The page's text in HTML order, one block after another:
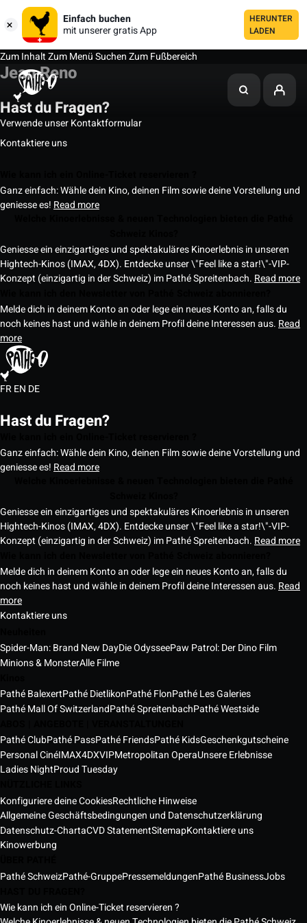
Einfach buchen
mit unserer gratis App
HERUNTER
LADEN
Zum InhaltZum MenüSuchenZum Fußbereich
Jean Reno
Hast du Fragen?
Verwende unser Kontaktformular
Kontaktiere uns
Ganz einfach: Wähle dein Kino, deinen Film sowie deine Vorstellung und
geniesse es! Read more
Geniesse ein einzigartiges und spektakuläres Kinoerlebnis in unseren
Hightech-Kinos (IMAX, 4DX). Entdecke unser \"Feel like a star!\"-VIP-
Konzept (einzigartig in der Schweiz) im Pathé Spreitenbach. Read more
Melde dich in deinem Konto an oder lege ein neues Konto an, falls du
noch keines hast und wähle in deinem Profil deine Interessen aus. Read
more
FREN DE
Hast du Fragen?
Ganz einfach: Wähle dein Kino, deinen Film sowie deine Vorstellung und
geniesse es! Read more
Geniesse ein einzigartiges und spektakuläres Kinoerlebnis in unseren
Hightech-Kinos (IMAX, 4DX). Entdecke unser \"Feel like a star!\"-VIP-
Konzept (einzigartig in der Schweiz) im Pathé Spreitenbach. Read more
Melde dich in deinem Konto an oder lege ein neues Konto an, falls du
noch keines hast und wähle in deinem Profil deine Interessen aus. Read
more
Kontaktiere uns
Spider-Man: Brand New DayDie OdysseePaw Patrol: Der Dino Film
Minions & MonsterAlle Filme
Pathé BalexertPathé DietlikonPathé FlonPathé Les Galeries
Pathé Mall Of SwitzerlandPathé SpreitenbachPathé Westside
Pathé ClubPathé PassPathé FriendsPathé KidsGeschenkgutscheine
Personal CinéIMAX4DXVIPMetropolitan OperaUnsere Erlebnisse
Ladies NightProud Tuesday
Konfiguriere deine CookiesRechtliche Hinweise
Allgemeine Geschäftsbedingungen und Datenschutzerklärung
Datenschutz-ChartaCVD StatementSitemapKontaktiere uns
Kinowerbung
Pathé SchweizPathé-GruppePressemeldungenPathé BusinessJobs
Wie kann ich ein Online-Ticket reservieren ?